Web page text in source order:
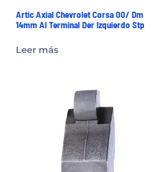
Artic Axial Chevrolet Corsa 00/ Dm
14mm Al Terminal Der Izquierdo Stp
Leer más